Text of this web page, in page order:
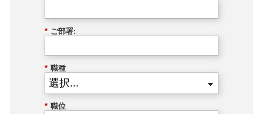
* ご部署:
* 職種
* 職位